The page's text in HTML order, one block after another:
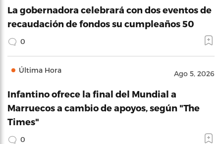
La gobernadora celebrará con dos eventos de
recaudación de fondos su cumpleaños 50
0
Última Hora Ago 5, 2026
Infantino ofrece la final del Mundial a
Marruecos a cambio de apoyos, según "The
Times"
0